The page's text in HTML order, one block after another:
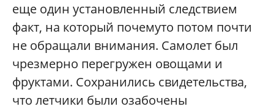
еще один установленный следствием
факт, на который почемуто потом почти
не обращали внимания. Самолет был
чрезмерно перегружен овощами и
фруктами. Сохранились свидетельства,
что летчики были озабочены